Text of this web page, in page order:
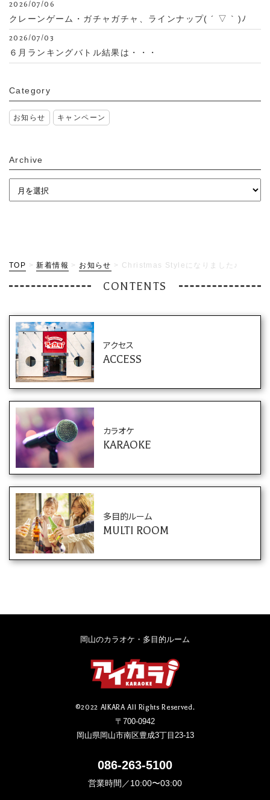
2026/07/06
クレーンゲーム・ガチャガチャ、ラインナップ( ´ ▽ ` )ﾉ
2026/07/03
６月ランキングバトル結果は・・・
Category
お知らせ キャンペーン
Archive
TOP >新着情報 > お知らせ > Christmas Styleになりました♪
CONTENTS
アクセス
ACCESS
カラオケ
KARAOKE
多目的ルーム
MULTI ROOM
岡山のカラオケ・多目的ルーム
©2022 AIKARA All Rights Reserved.
〒700-0942
岡山県岡山市南区豊成3丁目23-13
086-263-5100
営業時間／10:00〜03:00